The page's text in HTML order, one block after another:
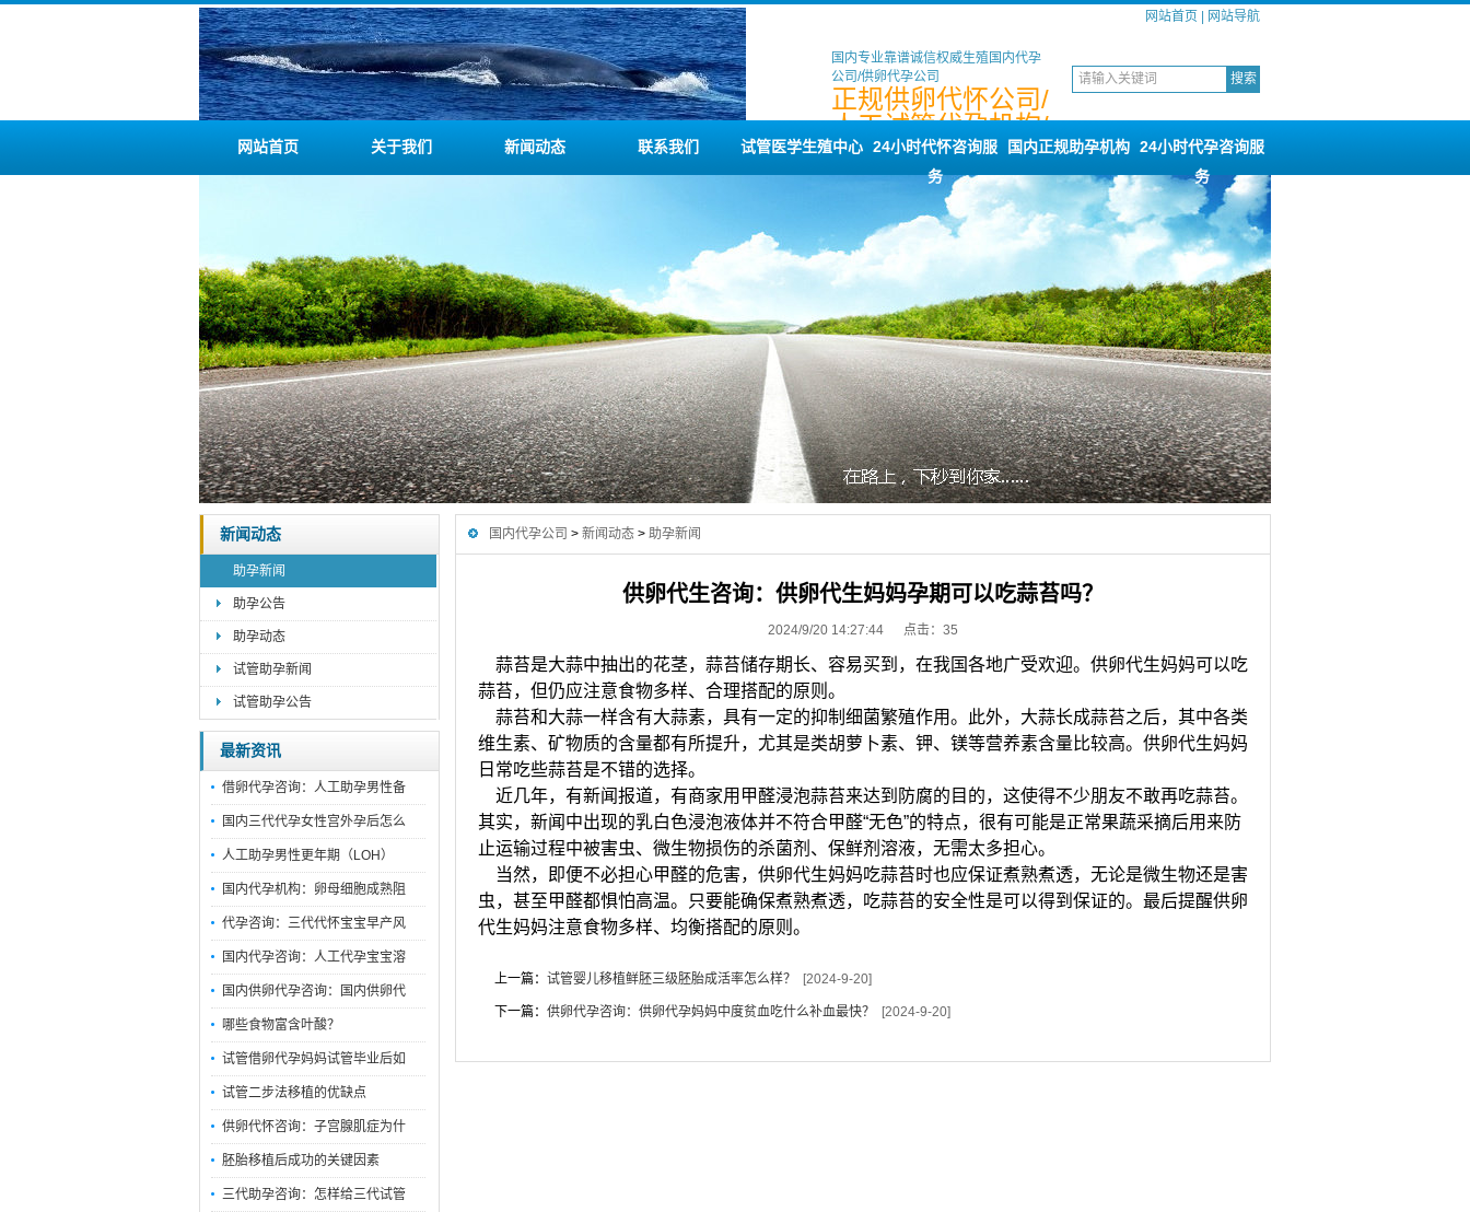
网站首页 网站导航
国内专业靠谱诚信权威生殖国内代孕
公司/供卵代孕公司
正规供卵代怀公司/
人工试管代孕机构/
借卵代孕公司
网站首页 关于我们 新闻动态 联系我们 试管医学生殖中心 24小时代怀咨询服
务
国内正规助孕机构 24小时代孕咨询服
务
新闻动态
助孕新闻
助孕公告
助孕动态
试管助孕新闻
试管助孕公告
最新资讯
借卵代孕咨询：人工助孕男性备
国内三代代孕女性宫外孕后怎么
人工助孕男性更年期（LOH）
国内代孕机构：卵母细胞成熟阻
代孕咨询：三代代怀宝宝早产风
国内代孕咨询：人工代孕宝宝溶
国内供卵代孕咨询：国内供卵代
哪些食物富含叶酸？
试管借卵代孕妈妈试管毕业后如
试管二步法移植的优缺点
供卵代怀咨询：子宫腺肌症为什
胚胎移植后成功的关键因素
三代助孕咨询：怎样给三代试管
国内代孕公司 > 新闻动态 > 助孕新闻
供卵代生咨询：供卵代生妈妈孕期可以吃蒜苔吗？
2024/9/20 14:27:44 点击： 35
蒜苔是大蒜中抽出的花茎，蒜苔储存期长、容易买到，在我国各地广受欢迎。供卵代生妈妈可以吃
蒜苔，但仍应注意食物多样、合理搭配的原则。
蒜苔和大蒜一样含有大蒜素，具有一定的抑制细菌繁殖作用。此外，大蒜长成蒜苔之后，其中各类
维生素、矿物质的含量都有所提升，尤其是类胡萝卜素、钾、镁等营养素含量比较高。供卵代生妈妈
日常吃些蒜苔是不错的选择。
近几年，有新闻报道，有商家用甲醛浸泡蒜苔来达到防腐的目的，这使得不少朋友不敢再吃蒜苔。
其实，新闻中出现的乳白色浸泡液体并不符合甲醛“无色”的特点，很有可能是正常果蔬采摘后用来防
止运输过程中被害虫、微生物损伤的杀菌剂、保鲜剂溶液，无需太多担心。
当然，即便不必担心甲醛的危害，供卵代生妈妈吃蒜苔时也应保证煮熟煮透，无论是微生物还是害
虫，甚至甲醛都惧怕高温。只要能确保煮熟煮透，吃蒜苔的安全性是可以得到保证的。最后提醒供卵
代生妈妈注意食物多样、均衡搭配的原则。
上一篇： 试管婴儿移植鲜胚三级胚胎成活率怎么样？ [2024-9-20]
下一篇： 供卵代孕咨询：供卵代孕妈妈中度贫血吃什么补血最快？ [2024-9-20]